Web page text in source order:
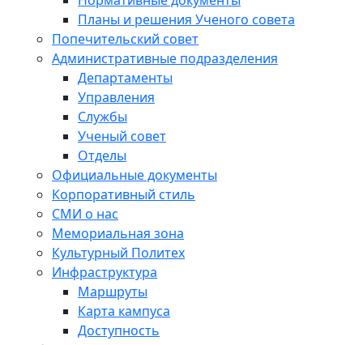
Планы и решения Ученого совета
Попечительский совет
Административные подразделения
Департаменты
Управления
Службы
Ученый совет
Отделы
Официальные документы
Корпоративный стиль
СМИ о нас
Мемориальная зона
Культурный Политех
Инфраструктура
Маршруты
Карта кампуса
Доступность